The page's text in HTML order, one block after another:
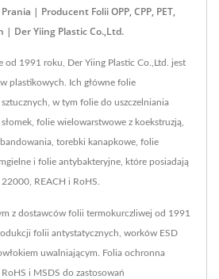
| Producent Folii OPP, CPP, PET,
| Der Yiing Plastic Co.,Ltd.
od 1991 roku, Der Yiing Plastic Co.,Ltd. jest
plastikowych. Ich główne folie
w tym folie do uszczelniania
folie wielowarstwowe z koekstruzją,
torebki kanapkowe, folie
i folie antybakteryjne, które posiadają
REACH i RoHS.
z dostawców folii termokurczliwej od 1991
folii antystatycznych, worków ESD
uwalniającym. Folia ochronna
i MSDS do zastosowań